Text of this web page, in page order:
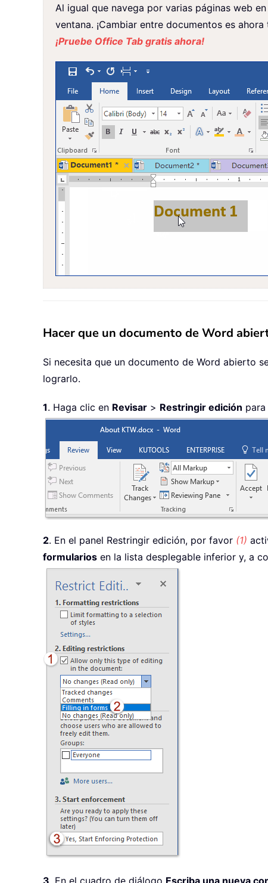
Al igual que navega por varias páginas web
ventana. ¡Cambiar entre documentos es
¡Pruebe Office Tab gratis ahora!
Hacer que un documento de Word
Si necesita que un documento de Word abierto
lograrlo.
1. Haga clic en Revisar > Restringir edición
2. En el panel Restringir edición, por favor (1)
formularios en la lista desplegable inferior y, a